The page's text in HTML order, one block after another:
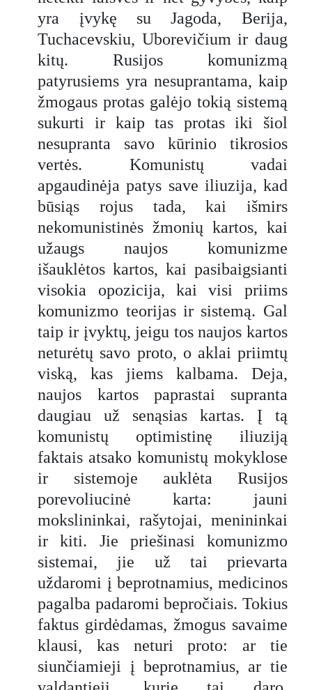
yra įvykę su Jagoda, Berija,
Tuchacevskiu, Uborevičium ir daug
kitų. Rusijos komunizmą
patyrusiems yra nesuprantama, kaip
žmogaus protas galėjo tokią sistemą
sukurti ir kaip tas protas iki šiol
nesupranta savo kūrinio tikrosios
vertės. Komunistų vadai
apgaudinėja patys save iliuzija, kad
būsiąs rojus tada, kai išmirs
nekomunistinės žmonių kartos, kai
užaugs naujos komunizme
išauklėtos kartos, kai pasibaigsianti
visokia opozicija, kai visi priims
komunizmo teorijas ir sistemą. Gal
taip ir įvyktų, jeigu tos naujos kartos
neturėtų savo proto, o aklai priimtų
viską, kas jiems kalbama. Deja,
naujos kartos paprastai supranta
daugiau už senąsias kartas. Į tą
komunistų optimistinę iliuziją
faktais atsako komunistų mokyklose
ir sistemoje auklėta Rusijos
porevoliucinė karta: jauni
mokslininkai, rašytojai, menininkai
ir kiti. Jie priešinasi komunizmo
sistemai, jie už tai prievarta
uždaromi į beprotnamius, medicinos
pagalba padaromi bepročiais. Tokius
faktus girdėdamas, žmogus savaime
klausi, kas neturi proto: ar tie
siunčiamieji į beprotnamius, ar tie